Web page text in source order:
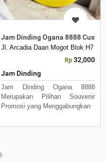
Daan Mogot Km 21
Jam Dinding Ogana 8888
Jl. Arcadia Daan Mogot Blok H7
Rp 32,000
Jam Dinding
Jam Dinding Ogana 8888
Merupakan Pilihan Souvenir
Promosi yang Menggabungkan